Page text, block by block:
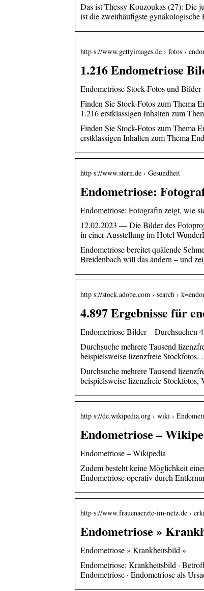
Das ist Thessy Kouzoukas (27): Die
ist die zweithäufigste
http s://www.gettyimages.de › fotos ›
1.216 Endometriose
Endometriose Stock-Fotos und Bilder
Finden Sie Stock-Fotos zum Thema
1.216 erstklassigen Inhalten zum
Finden Sie Stock-Fotos zum Thema
erstklassigen Inhalten zum Thema
http s://www.stern.de › Gesundheit
Endometriose:
Endometriose: Fotografin zeigt, wie
12.02.2023 — Die Bilder des
in einer Ausstellung im Hotel
Endometriose bereitet quälende
Breidenbach will das ändern – und
http s://stock.adobe.com › search ›
4.897 Ergebnisse für
Endometriose Bilder – Durchsuchen
Durchsuche mehrere Tausend
beispielsweise lizenzfreie
Durchsuche mehrere Tausend
beispielsweise lizenzfreie
http s://de.wikipedia.org › wiki ›
Endometriose –
Endometriose – Wikipedia
Zudem besteht keine Möglichkeit
Endometriose operativ durch
http s://www.frauenaerzte-im-netz.de ›
Endometriose »
Endometriose » Krankheitsbild »
Endometriose: Krankheitsbild ·
Endometriose · Endometriose als